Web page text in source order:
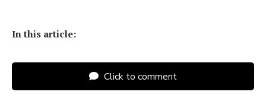
In this article:
Click to comment